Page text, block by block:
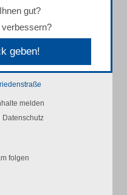
gut?
geben!
melden
Datenschutz
folgen